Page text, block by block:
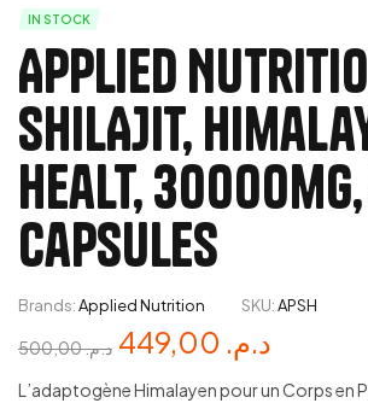
IN STOCK
Applied
SHILAJIT,
Healt,
Capsules
Brands:Applied Nutrition SKU:APSH
د.م.500,00 د.م.
L’adaptogène Himalayen pour un Corps en